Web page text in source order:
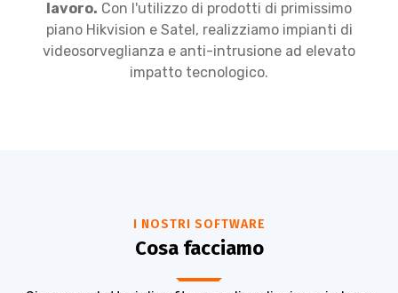
lavoro. Con l'utilizzo di prodotti di primissimo
piano Hikvision e Satel, realizziamo impianti di
videosorveglianza e anti-intrusione ad elevato
impatto tecnologico.
I NOSTRI SOFTWARE
Cosa facciamo